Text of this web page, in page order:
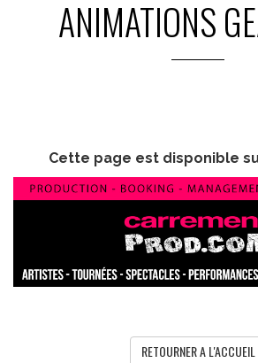
ANIMATIONS
Cette page est disponible
RETOURNER A L'ACCUEIL